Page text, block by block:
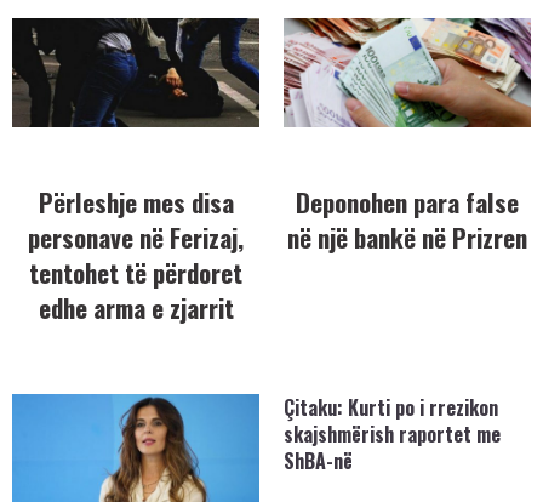
Përleshje mes disa
personave në Ferizaj,
tentohet të përdoret
edhe arma e zjarrit
Deponohen para false
në një bankë në Prizren
Çitaku: Kurti po i rrezikon
skajshmërish raportet me
ShBA-në